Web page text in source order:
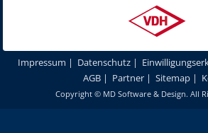
Impressum | Datenschutz |
AGB| Partner| Sitemap|
Copyright © MD Software & Design. All